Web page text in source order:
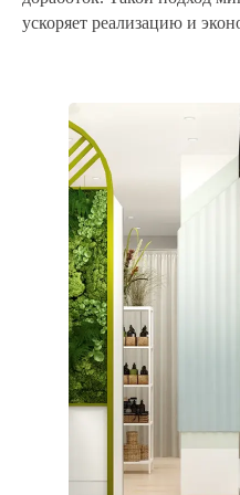
ускоряет реализацию и